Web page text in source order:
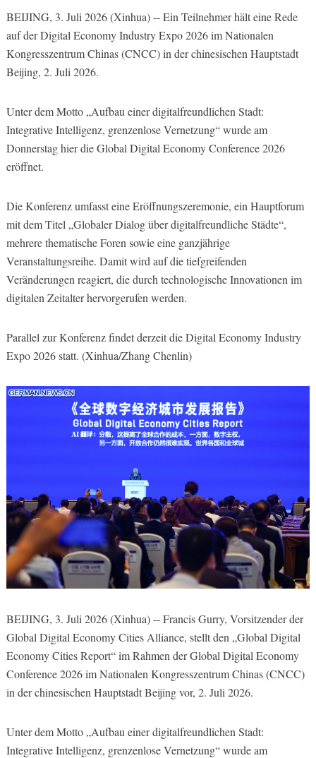
BEIJING, 3. Juli 2026 (Xinhua) -- Ein Teilnehmer hält eine Rede
auf der Digital Economy Industry Expo 2026 im Nationalen
Kongresszentrum Chinas (CNCC) in der chinesischen Hauptstadt
Beijing, 2. Juli 2026.
Unter dem Motto „Aufbau einer digitalfreundlichen Stadt:
Integrative Intelligenz, grenzenlose Vernetzung“ wurde am
Donnerstag hier die Global Digital Economy Conference 2026
eröffnet.
Die Konferenz umfasst eine Eröffnungszeremonie, ein Hauptforum
mit dem Titel „Globaler Dialog über digitalfreundliche Städte“,
mehrere thematische Foren sowie eine ganzjährige
Veranstaltungsreihe. Damit wird auf die tiefgreifenden
Veränderungen reagiert, die durch technologische Innovationen im
digitalen Zeitalter hervorgerufen werden.
Parallel zur Konferenz findet derzeit die Digital Economy Industry
Expo 2026 statt. (Xinhua/Zhang Chenlin)
BEIJING, 3. Juli 2026 (Xinhua) -- Francis Gurry, Vorsitzender der
Global Digital Economy Cities Alliance, stellt den „Global Digital
Economy Cities Report“ im Rahmen der Global Digital Economy
Conference 2026 im Nationalen Kongresszentrum Chinas (CNCC)
in der chinesischen Hauptstadt Beijing vor, 2. Juli 2026.
Unter dem Motto „Aufbau einer digitalfreundlichen Stadt:
Integrative Intelligenz, grenzenlose Vernetzung“ wurde am